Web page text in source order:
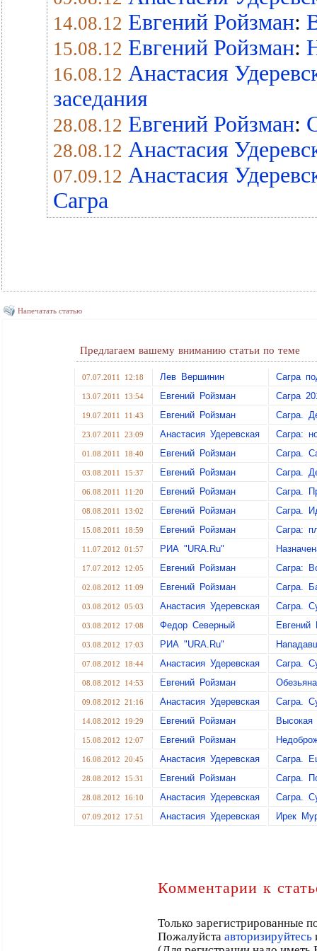
14.08.12 Евгений Ройзман:
15.08.12 Евгений Ройзман:
16.08.12 Анастасия
заседания
28.08.12 Евгений Ройзман:
28.08.12 Анастасия
07.09.12 Анастасия
Сагра
Напечатать статью
Предлагаем вашему вниманию статьи по теме
07.07.2011 12:18 Лев Вершинин Сагра
13.07.2011 13:54 Евгений Ройзман Сагра
19.07.2011 11:43 Евгений Ройзман Сагра.
23.07.2011 23:09 Анастасия Удеревская Сагра:
01.08.2011 18:40 Евгений Ройзман Сагра.
03.08.2011 15:37 Евгений Ройзман Сагра.
06.08.2011 11:20 Евгений Ройзман Сагра.
08.08.2011 13:02 Евгений Ройзман Сагра.
15.08.2011 18:59 Евгений Ройзман Сагра:
11.07.2012 01:57 РИА "URA.Ru"
17.07.2012 12:05 Евгений Ройзман Сагра:
02.08.2012 11:09 Евгений Ройзман Сагра.
03.08.2012 05:03 Анастасия Удеревская Сагра.
03.08.2012 17:08 Федор Северный
03.08.2012 17:03 РИА "URA.Ru"
07.08.2012 18:44 Анастасия Удеревская Сагра.
08.08.2012 14:53 Евгений Ройзман
09.08.2012 21:16 Анастасия Удеревская Сагра.
14.08.2012 19:29 Евгений Ройзман Высокая
15.08.2012 12:07 Евгений Ройзман
16.08.2012 20:45 Анастасия Удеревская Сагра.
28.08.2012 15:31 Евгений Ройзман Сагра.
28.08.2012 16:10 Анастасия Удеревская Сагра.
07.09.2012 17:51 Анастасия Удеревская Ирек
Комментарии к
Только зарегистрированные
Пожалуйста авторизируйтесь